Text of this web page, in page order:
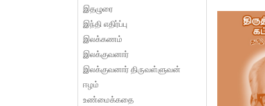
இதழுரை
இந்தி எதிர்ப்பு
இலக்கணம்
இலக்குவனார்
இலக்குவனார் திருவள்ளுவன்
ஈழம்
உண்மைக்கதை